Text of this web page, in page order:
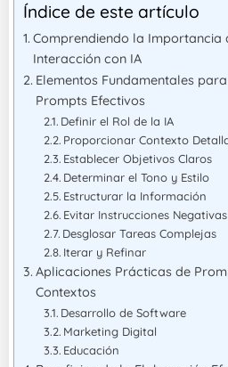
Índice de este artículo
Comprendiendo la Importancia
Interacción con IA
Elementos Fundamentales
Prompts Efectivos
Definir el Rol de la IA
Proporcionar Contexto
Establecer Objetivos Claros
Determinar el Tono y Estilo
Estructurar la Información
Evitar Instrucciones Negativas
Desglosar Tareas Complejas
Iterar y Refinar
Aplicaciones Prácticas de
Contextos
Desarrollo de Software
Marketing Digital
Educación